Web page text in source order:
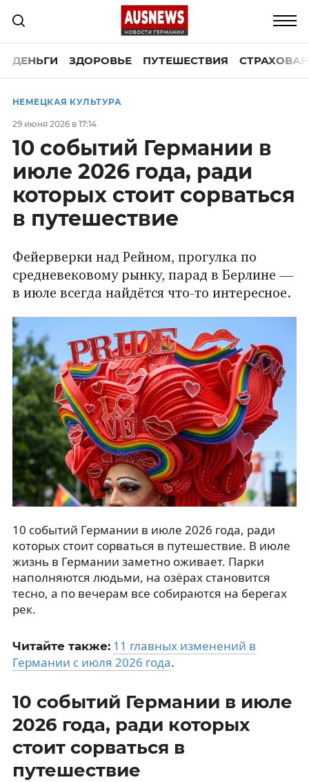
ДЕНЬГИ ЗДОРОВЬЕ ПУТЕШЕСТВИЯ
НЕМЕЦКАЯ КУЛЬТУРА
29 июня 2026 в 17:14
10 событий Германии в
июле 2026 года, ради
которых стоит сорваться
в путешествие
Фейерверки над Рейном, прогулка по
средневековому рынку, парад в Берлине —
в июле всегда найдётся что-то интересное.
10 событий Германии в июле 2026 года, ради
которых стоит сорваться в путешествие. В июле
жизнь в Германии заметно оживает. Парки
наполняются людьми, на озёрах становится
тесно, а по вечерам все собираются на берегах
рек.
Читайте также: 11 главных изменений в
Германии с июля 2026 года.
10 событий Германии в июле
2026 года, ради которых
стоит сорваться в
путешествие